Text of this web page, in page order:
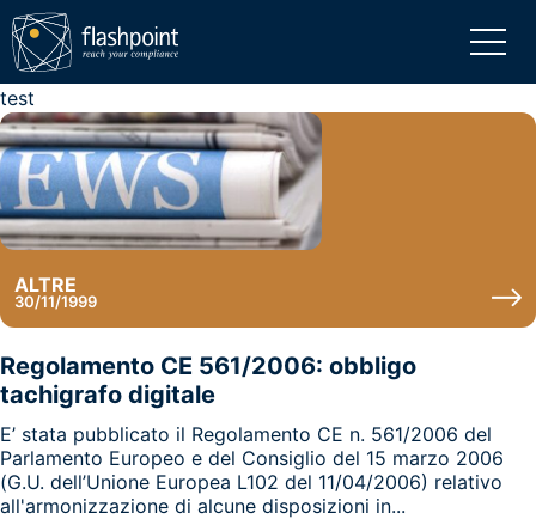
test
ALTRE
30/11/1999
Regolamento CE 561/2006: obbligo
tachigrafo digitale
E’ stata pubblicato il Regolamento CE n. 561/2006 del
Parlamento Europeo e del Consiglio del 15 marzo 2006
(G.U. dell’Unione Europea L102 del 11/04/2006) relativo
all'armonizzazione di alcune disposizioni in...